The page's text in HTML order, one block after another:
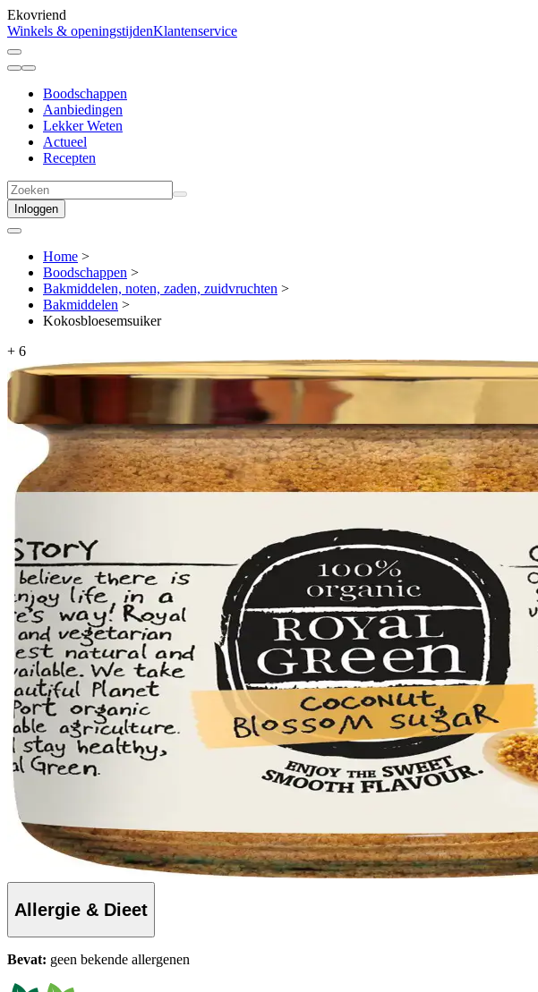
Ekovriend
Winkels & openingstijdenKlantenservice
Boodschappen
Aanbiedingen
Lekker Weten
Actueel
Recepten
Inloggen
Home >
Boodschappen >
Bakmiddelen, noten, zaden, zuidvruchten >
Bakmiddelen >
Kokosbloesemsuiker
+ 6
Allergie & Dieet
Bevat: geen bekende allergenen